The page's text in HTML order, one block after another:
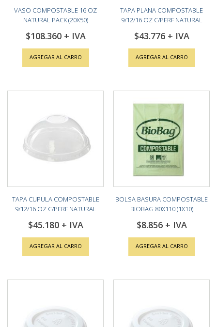
VASO COMPOSTABLE 16 OZ
NATURAL PACK (20X50)
$108.360
AGREGAR AL CARRO
TAPA PLANA COMPOSTABLE
9/12/16 OZ C/PERF NATURAL
$43.776
AGREGAR AL CARRO
TAPA CUPULA COMPOSTABLE
9/12/16 OZ C/PERF NATURAL
$45.180
AGREGAR AL CARRO
BOLSA BASURA COMPOSTABLE
BIOBAG 80X110 (1X10)
$8.856
AGREGAR AL CARRO